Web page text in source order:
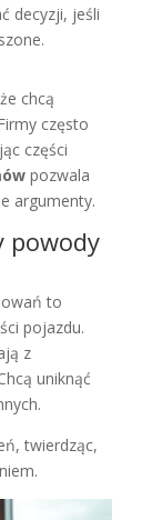
decyzji, jeśli
chcą
często
części
pozwala
argumenty.
powody
to
pojazdu.
z
uniknąć
twierdząc,